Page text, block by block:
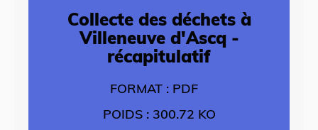
Collecte des déchets à
Villeneuve d'Ascq -
récapitulatif
FORMAT : PDF
POIDS : 300.72 KO